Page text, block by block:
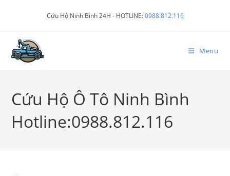
Cứu Hộ Ninh Bình 24H - HOTLINE:0988.812.116
Menu
Cứu Hộ Ô Tô Ninh Bình
Hotline:0988.812.116